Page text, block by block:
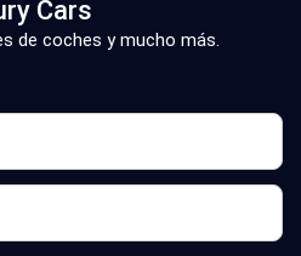
Cars
de coches y mucho más.